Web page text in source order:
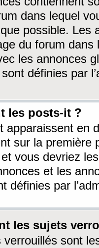
dans lequel
possible. Les
du forum dans
les annonces
définies par
les posts-it ?
apparaissent en
sur la première
vous devriez
et les
définies par
les sujets
verrouillés sont